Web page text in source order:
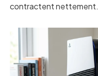
contractent nettement.